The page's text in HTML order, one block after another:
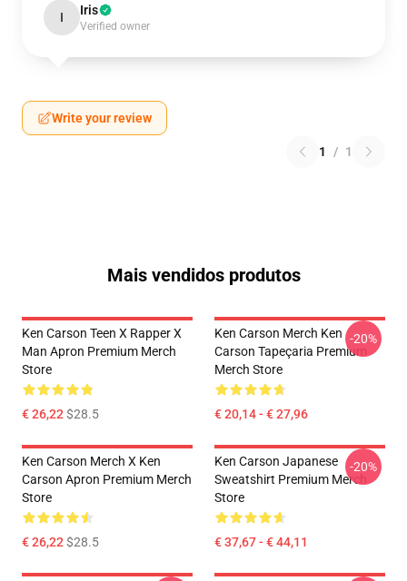
I Iris
Verified owner
Write your review
1 / 1
Mais vendidos produtos
Ken Carson Teen X Rapper X
Man Apron Premium Merch
Store
€ 26,22$28.5
Ken Carson Merch Ken
Carson Tapeçaria Premium
Merch Store
€ 20,14 - € 27,96
-20%
Ken Carson Merch X Ken
Carson Apron Premium Merch
Store
€ 26,22$28.5
Ken Carson Japanese
Sweatshirt Premium Merch
Store
€ 37,67 - € 44,11
-20%